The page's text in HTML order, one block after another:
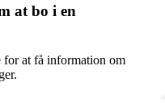
at bo i en
for at få information om